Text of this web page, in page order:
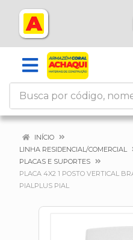
INÍCIO
LINHA RESIDENCIAL/COMERCIAL
PLACAS E SUPORTES
PLACA 4X2 1 POSTO VERTICAL
PIALPLUS PIAL